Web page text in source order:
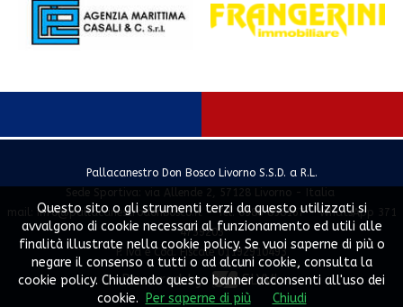
Pallacanestro Don Bosco Livorno S.S.D. a R.L.
Sede Sportiva: via Allende 2, 57128 Livorno - Italia
mail: info@pallacanestrodonbosco.it - Tel. 0586 858167 - WhatsApp 371
4739203
P. Iva e Cod. Fiscale 01192910493
Powered by SLYVI.
Questo sito o gli strumenti terzi da questo utilizzati si
avvalgono di cookie necessari al funzionamento ed utili alle
finalità illustrate nella cookie policy. Se vuoi saperne di più o
negare il consenso a tutti o ad alcuni cookie, consulta la
cookie policy. Chiudendo questo banner acconsenti all'uso dei
cookie.
Per saperne di più Chiudi